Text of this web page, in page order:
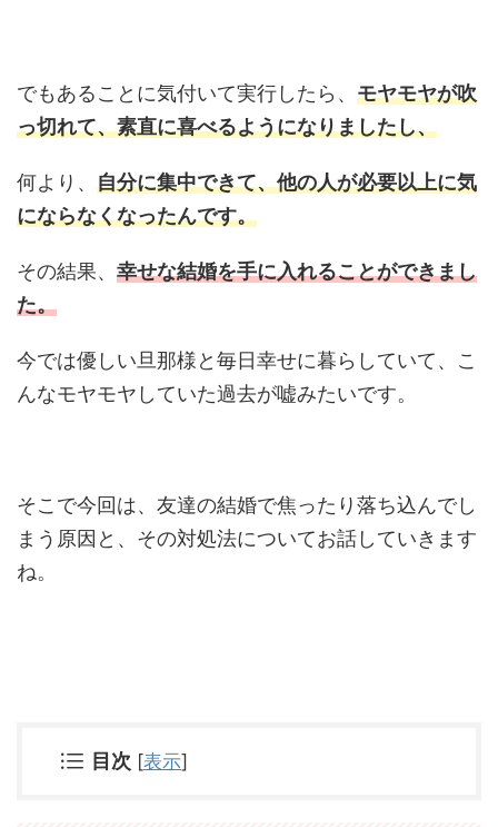
でもあることに気付いて実行したら、 モヤモヤが吹
っ切れて、素直に喜べるようになりましたし、
何より、 自分に集中できて、他の人が必要以上に気
にならなくなったんです。
その結果、 幸せな結婚を手に入れることができまし
た。
今では優しい旦那様と毎日幸せに暮らしていて、こ
んなモヤモヤしていた過去が嘘みたいです。
そこで今回は、友達の結婚で焦ったり落ち込んでし
まう原因と、その対処法についてお話していきます
ね。
目次 [表示]